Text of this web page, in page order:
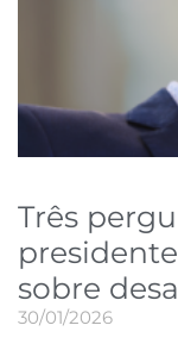
Três
sobre
30/01/2026